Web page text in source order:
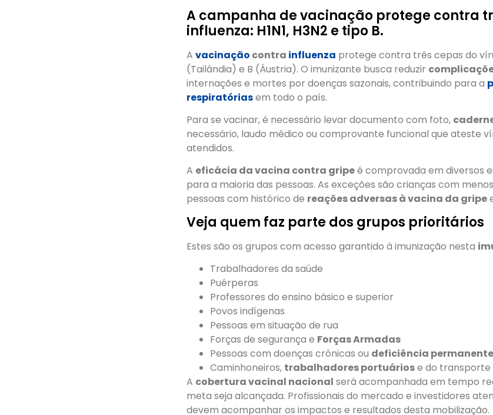
A campanha de vacinação protege contra
influenza: H1N1, H3N2 e tipo B.
Avacinação contra influenza protege contra três cepas do
(Tailândia) e B (Áustria). O imunizante busca reduzir
internações e mortes por doenças sazonais, contribuindo para a
respiratóriasem todo o país.
Para se vacinar, é necessário levar documento com foto,
necessário, laudo médico ou comprovante funcional que ateste
atendidos.
A eficácia da vacina contra gripeé comprovada em diversos
para a maioria das pessoas. As exceções são crianças com
pessoas com histórico de reações adversas à vacina da gripe
Veja quem faz parte dos grupos prioritários
Estes são os grupos com acesso garantido à imunização nesta
Trabalhadores da saúde
Puérperas
Professores do ensino básico e superior
Povos indígenas
Pessoas em situação de rua
Forças de segurança e Forças Armadas
Pessoas com doenças crônicas ou deficiência permanente
Caminhoneiros, trabalhadores portuáriose do transporte
A cobertura vacinal nacional será acompanhada em tempo
meta seja alcançada. Profissionais do mercado e investidores
devem acompanhar os impactos e resultados desta mobilização.